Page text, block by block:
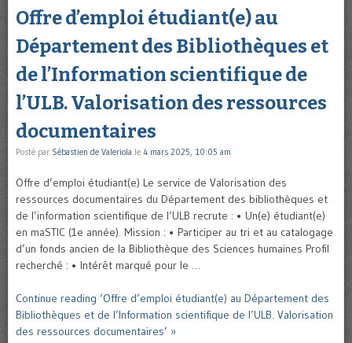
Offre d’emploi étudiant(e) au
Département des Bibliothèques et
de l’Information scientifique de
l’ULB. Valorisation des ressources
documentaires
Posté par Sébastien de Valeriola le 4 mars 2025, 10:05 am
Offre d’emploi étudiant(e) Le service de Valorisation des
ressources documentaires du Département des bibliothèques et
de l’information scientifique de l’ULB recrute : • Un(e) étudiant(e)
en maSTIC (1e année). Mission : • Participer au tri et au catalogage
d’un fonds ancien de la Bibliothèque des Sciences humaines Profil
recherché : • Intérêt marqué pour le …
Continue reading ‘Offre d’emploi étudiant(e) au Département des
Bibliothèques et de l’Information scientifique de l’ULB. Valorisation
des ressources documentaires’ »